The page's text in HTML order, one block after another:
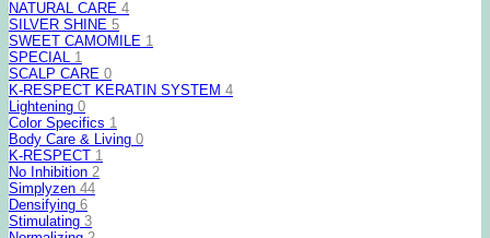
NATURAL CARE 4
SILVER SHINE 5
SWEET CAMOMILE 1
SPECIAL 1
SCALP CARE 0
K-RESPECT KERATIN SYSTEM 4
Lightening 0
Color Specifics 1
Body Care & Living 0
K-RESPECT 1
No Inhibition 2
Simplyzen 44
Densifying 6
Stimulating 3